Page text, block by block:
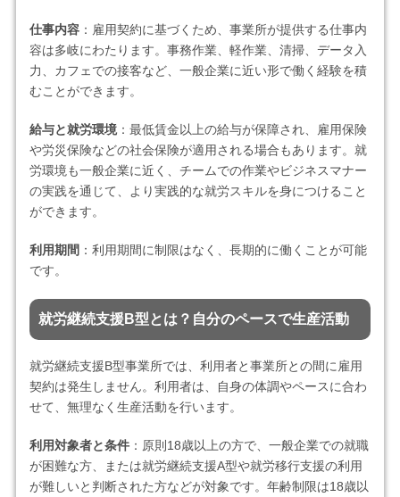
仕事内容：雇用契約に基づくため、事業所が提供する仕事内
容は多岐にわたります。事務作業、軽作業、清掃、データ入
力、カフェでの接客など、一般企業に近い形で働く経験を積
むことができます。
給与と就労環境：最低賃金以上の給与が保障され、雇用保険
や労災保険などの社会保険が適用される場合もあります。就
労環境も一般企業に近く、チームでの作業やビジネスマナー
の実践を通じて、より実践的な就労スキルを身につけること
ができます。
利用期間 ：利用期間に制限はなく、長期的に働くことが可能
です。
就労継続支援B型とは？自分のペースで生産活動
就労継続支援B型事業所では、利用者と事業所との間に雇用
契約は発生しません。利用者は、自身の体調やペースに合わ
せて、無理なく生産活動を行います。
利用対象者と条件：原則18歳以上の方で、一般企業での就職
が困難な方、または就労継続支援A型や就労移行支援の利用
が難しいと判断された方などが対象です。年齢制限は18歳以